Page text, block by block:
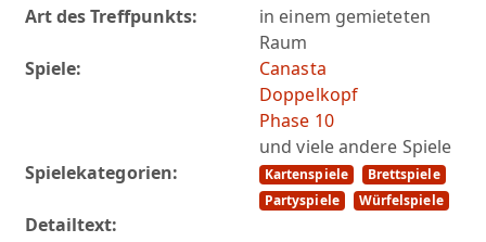
Art des Treffpunkts:
in einem gemieteten
Raum
Spiele:
Canasta
Doppelkopf
Phase 10
und viele andere Spiele
Spielekategorien:
Kartenspiele
Brettspiele
Partyspiele
Würfelspiele
Detailtext: